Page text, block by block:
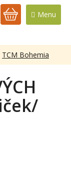
NÁKUPNÍ
TCM Bohemia